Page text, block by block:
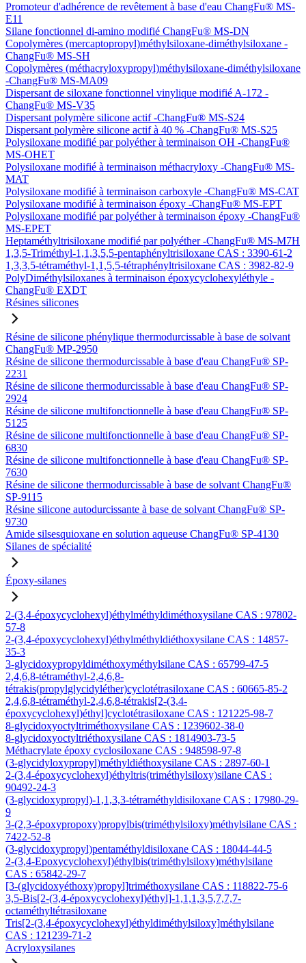
Promoteur d'adhérence de revêtement à base d'eau ChangFu® MS-
E11
Silane fonctionnel di-amino modifié ChangFu® MS-DN
Copolymères (mercaptopropyl)méthylsiloxane-diméthylsiloxane -
ChangFu® MS-SH
Copolymères (méthacryloxypropyl)méthylsiloxane-diméthylsiloxane
-ChangFu® MS-MA09
Dispersant de siloxane fonctionnel vinylique modifié A-172 -
ChangFu® MS-V35
Dispersant polymère silicone actif -ChangFu® MS-S24
Dispersant polymère silicone actif à 40 % -ChangFu® MS-S25
Polysiloxane modifié par polyéther à terminaison OH -ChangFu®
MS-OHET
Polysiloxane modifié à terminaison méthacryloxy -ChangFu® MS-
MAT
Polysiloxane modifié à terminaison carboxyle -ChangFu® MS-CAT
Polysiloxane modifié à terminaison époxy -ChangFu® MS-EPT
Polysiloxane modifié par polyéther à terminaison époxy -ChangFu®
MS-EPET
Heptaméthyltrisiloxane modifié par polyéther -ChangFu® MS-M7H
1,3,5-Triméthyl-1,1,3,5,5-pentaphényltrisiloxane CAS : 3390-61-2
1,3,3,5-tétraméthyl-1,1,5,5-tétraphényltrisiloxane CAS : 3982-82-9
PolyDiméthylsiloxanes à terminaison époxycyclohexyléthyle -
ChangFu® EXDT
Résines silicones
Résine de silicone phénylique thermodurcissable à base de solvant
ChangFu® MP-2950
Résine de silicone thermodurcissable à base d'eau ChangFu® SP-
2231
Résine de silicone thermodurcissable à base d'eau ChangFu® SP-
2924
Résine de silicone multifonctionnelle à base d'eau ChangFu® SP-
5125
Résine de silicone multifonctionnelle à base d'eau ChangFu® SP-
6830
Résine de silicone multifonctionnelle à base d'eau ChangFu® SP-
7630
Résine de silicone thermodurcissable à base de solvant ChangFu®
SP-9115
Résine silicone autodurcissante à base de solvant ChangFu® SP-
9730
Amide silsesquioxane en solution aqueuse ChangFu® SP-4130
Silanes de spécialité
Époxy-silanes
2-(3,4-époxycyclohexyl)éthylméthyldiméthoxysilane CAS : 97802-
57-8
2-(3,4-époxycyclohexyl)éthylméthyldiéthoxysilane CAS : 14857-
35-3
3-glycidoxypropyldiméthoxyméthylsilane CAS : 65799-47-5
2,4,6,8-tétraméthyl-2,4,6,8-
tétrakis(propylglycidyléther)cyclotétrasiloxane CAS : 60665-85-2
2,4,6,8-tétraméthyl-2,4,6,8-tétrakis[2-(3,4-
époxycyclohexyl)éthyl]cyclotétrasiloxane CAS : 121225-98-7
8-glycidoxyoctyltriméthoxysilane CAS : 1239602-38-0
8-glycidoxyoctyltriéthoxysilane CAS : 1814903-73-5
Méthacrylate époxy cyclosiloxane CAS : 948598-97-8
(3-glycidyloxypropyl)méthyldiéthoxysilane CAS : 2897-60-1
2-(3,4-époxycyclohexyl)éthyltris(triméthylsiloxy)silane CAS :
90492-24-3
(3-glycidoxypropyl)-1,1,3,3-tétraméthyldisiloxane CAS : 17980-29-
9
3-(2,3-époxypropoxy)propylbis(triméthylsiloxy)méthylsilane CAS :
7422-52-8
(3-glycidoxypropyl)pentaméthyldisiloxane CAS : 18044-44-5
2-(3,4-Epoxycyclohexyl)éthylbis(triméthylsiloxy)méthylsilane
CAS : 65842-29-7
[3-(glycidoxyéthoxy)propyl]triméthoxysilane CAS : 118822-75-6
3,5-Bis[2-(3,4-époxycyclohexyl)éthyl]-1,1,1,3,5,7,7,7-
octaméthyltétrasiloxane
Tris[2-(3,4-époxycyclohexyl)éthyldiméthylsiloxy]méthylsilane
CAS : 121239-71-2
Acryloxysilanes